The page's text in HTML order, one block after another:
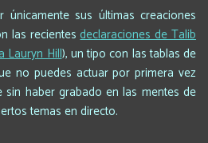
sus últimas creaciones
las recientesdeclaraciones de Talib
Lauryn Hill), un tipo con las tablas de
no puedes actuar por primera vez
haber grabado en las mentes de
temas en directo.